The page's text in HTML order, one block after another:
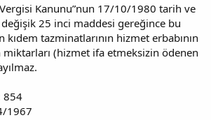
Kanunu”nun 17/10/1980 tarih ve
değişik 25 inci maddesi gereğince bu
tazminatlarının hizmet erbabının
miktarları (hizmet ifa etmeksizin ödenen
854
1967